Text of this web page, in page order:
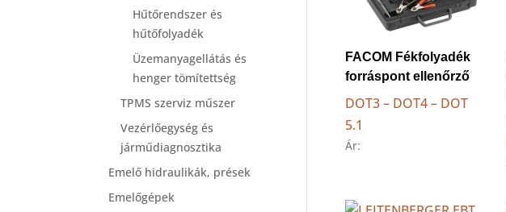
FACOM Fékfolyadék
forráspont ellenőrző
DOT3 – DOT4 – DOT
5.1
Ár:
Hűtőrendszer és
hűtőfolyadék
Üzemanyagellátás és
henger tömítettség
TPMS szerviz műszer
Vezérlőegység és
járműdiagnosztika
Emelő hidraulikák, prések
Emelőgépek